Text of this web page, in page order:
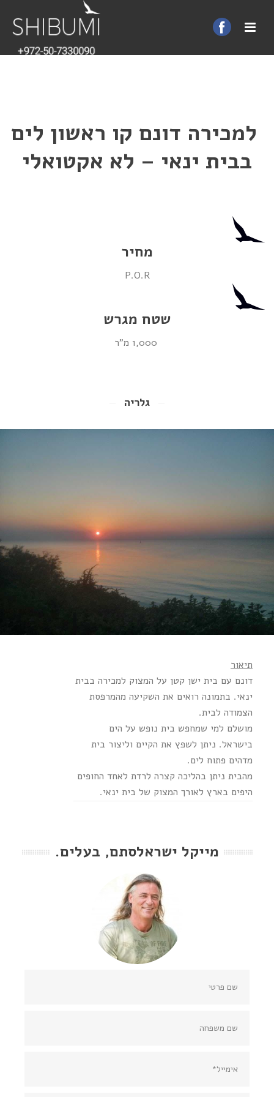
למכירה דונם קו ראשון לים
בבית ינאי – לא אקטואלי
מחיר
P.O.R
שטח מגרש
גלריה
תיאור
דונם עם בית ישן קטן על המצוק למכירה בבית
ינאי. בתמונה רואים את השקיעה מהמרפסת
הצמודה לבית.
מושלם למי שמחפש בית נופש על הים
בישראל. ניתן לשפץ את הקיים וליצור בית
מדהים פתוח לים.
מהבית ניתן בהליכה קצרה לרדת לאחד החופים
היפים בארץ לאורך המצוק של בית ינאי.
מייקל ישראלסתם, בעלים.